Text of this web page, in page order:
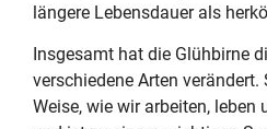
längere Lebensdauer als
Insgesamt hat die Glühbirne
verschiedene Arten verändert.
Weise, wie wir arbeiten, leben